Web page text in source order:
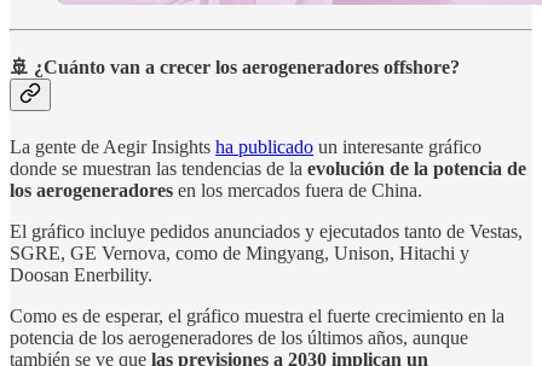
🚢 ¿Cuánto van a crecer los aerogeneradores offshore?
La gente de Aegir Insights ha publicado un interesante gráfico
donde se muestran las tendencias de la evolución de la potencia de
los aerogeneradores en los mercados fuera de China.
El gráfico incluye pedidos anunciados y ejecutados tanto de Vestas,
SGRE, GE Vernova, como de Mingyang, Unison, Hitachi y
Doosan Enerbility.
Como es de esperar, el gráfico muestra el fuerte crecimiento en la
potencia de los aerogeneradores de los últimos años, aunque
también se ve que las previsiones a 2030 implican un